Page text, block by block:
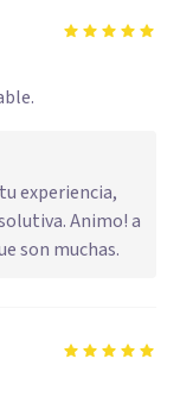
experiencia,
Animo! a
son muchas.